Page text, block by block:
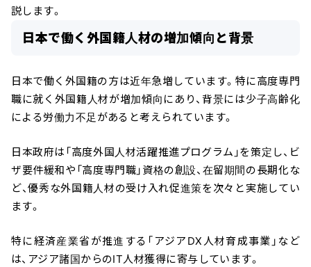
説します。
日本で働く外国籍人材の増加傾向と背景
日本で働く外国籍の方は近年急増しています。特に高度専門
職に就く外国籍人材が増加傾向にあり、背景には少子高齢化
による労働力不足があると考えられています。
日本政府は「高度外国人材活躍推進プログラム」を策定し、ビ
ザ要件緩和や「高度専門職」資格の創設、在留期間の長期化な
ど、優秀な外国籍人材の受け入れ促進策を次々と実施してい
ます。
特に経済産業省が推進する「アジアDX人材育成事業」など
は、アジア諸国からのIT人材獲得に寄与しています。